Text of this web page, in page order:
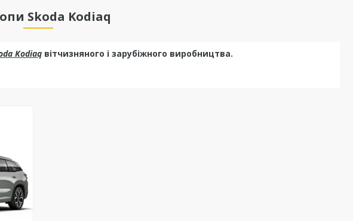
Skoda Kodiaq
Kodiaq вітчизняного і зарубіжного виробництва.